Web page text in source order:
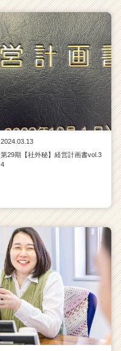
2024.03.13
第29期【社外秘】経営計画書vol.3
4